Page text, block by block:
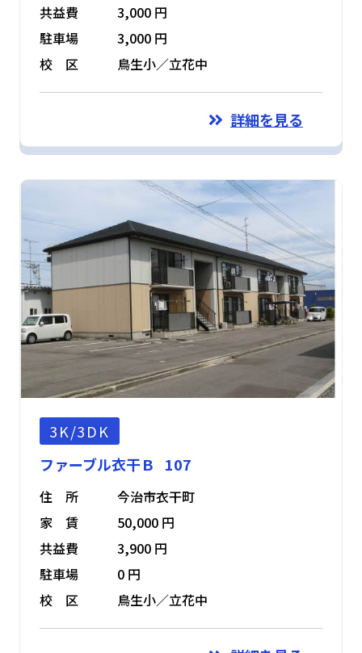
共益費
3,000 円
駐車場
3,000 円
校 区
鳥生小／立花中
詳細を見る
3K/3DK
ファーブル衣干Ｂ 107
住 所
今治市衣干町
家 賃
50,000 円
共益費
3,900 円
駐車場
0 円
校 区
鳥生小／立花中